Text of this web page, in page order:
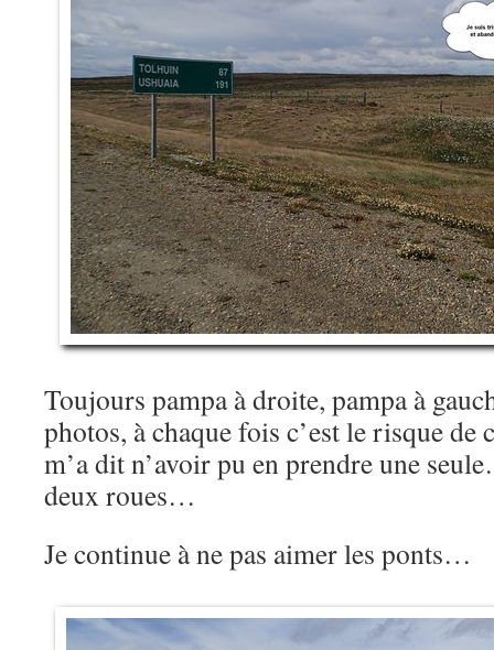
Toujours pampa à droite, pampa à
photos, à chaque fois c’est le risque de
m’a dit n’avoir pu en prendre une
deux roues…
Je continue à ne pas aimer les ponts…